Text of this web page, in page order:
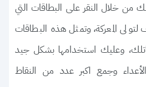
من خلال النقر على البطاقات التي
المعركة، وتمثل هذه البطاقات
وعليك استخدامها بشكل جيد
وجمع اكبر عدد من النقاط